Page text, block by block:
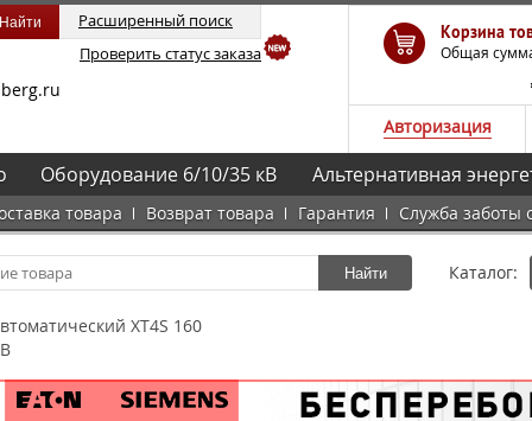
Расширенный поиск
Проверить статус заказа
Корзина
Общая
Авторизация
товара Возврат товара Гарантия Служба заботы
Оборудование 6/10/35 кВ Альтернативная
Найти Каталог:
XT4S 160